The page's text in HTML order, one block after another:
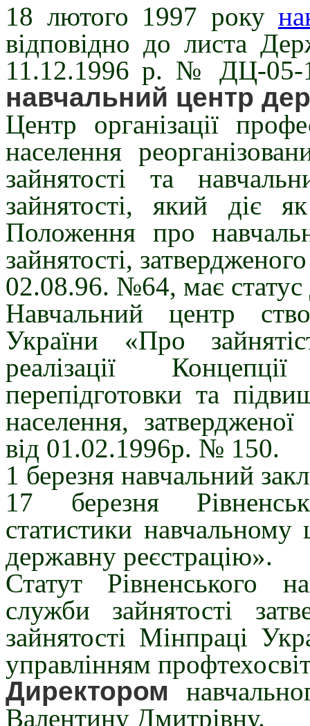
18 лютого 1997 року
відповідно до листа
11.12.1996 р. № ДЦ-05-
навчальний центр
Центр організації
населення
зайнятості та
зайнятості, який діє
Положення про
зайнятості,
02.08.96. №64, має статус
Навчальний центр
України «Про
реалізації
перепідготовки та
населення,
від 01.02.1996р. № 150.
1 березня навчальний
17 березня
статистики
державну реєстрацію».
Статут Рівненського
служби зайнятості
зайнятості Мінпраці
управлінням
Директором
Валентину Дмитрівну.